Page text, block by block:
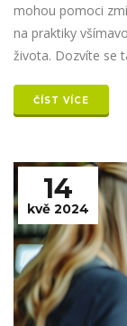
mohou pomoci
na praktiky
života. Dozvíte se
a praktické rady
ČÍST VÍCE
14
kvě 2024